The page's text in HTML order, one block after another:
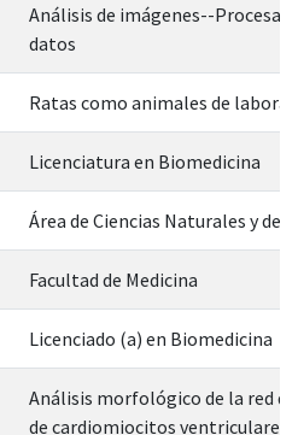
Análisis de imágenes--
datos
Ratas como animales de
Licenciatura en Biomedicina
Área de Ciencias Naturales y de
Facultad de Medicina
Licenciado (a) en Biomedicina
Análisis morfológico de la red
de cardiomiocitos ventriculares